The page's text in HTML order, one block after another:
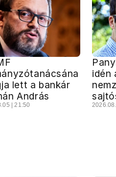
lett a bankár
András
| 21:50
idén